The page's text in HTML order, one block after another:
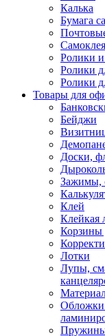
Калька
Бумага
Ролики и
Ролики
Ролики
Товары для
Бейджи
Доски,
Зажимы,
Клей
Клейкая
Корзины
Лотки
Лупы,
Обложки
Пружины